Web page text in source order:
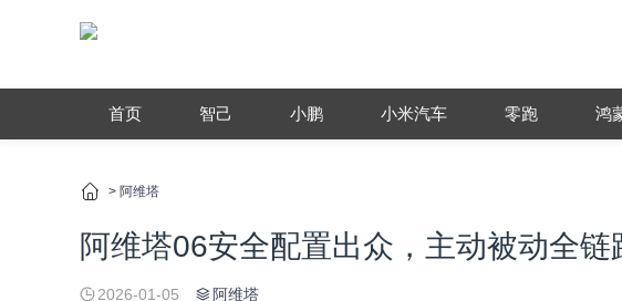
首页 智己 小鹏 小米汽车 零跑 鸿
> 阿维塔
阿维塔06安全配置出众，主动被动全链
2026-01-05 阿维塔